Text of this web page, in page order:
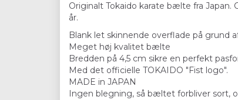
Originalt Tokaido karate bælte fra
år.
Blank let skinnende overflade på grund
Meget høj kvalitet bælte
Bredden på 4,5 cm sikre en perfekt
Med det officielle TOKAIDO "Fist logo".
MADE in JAPAN
Ingen blegning, så bæltet forbliver sort,